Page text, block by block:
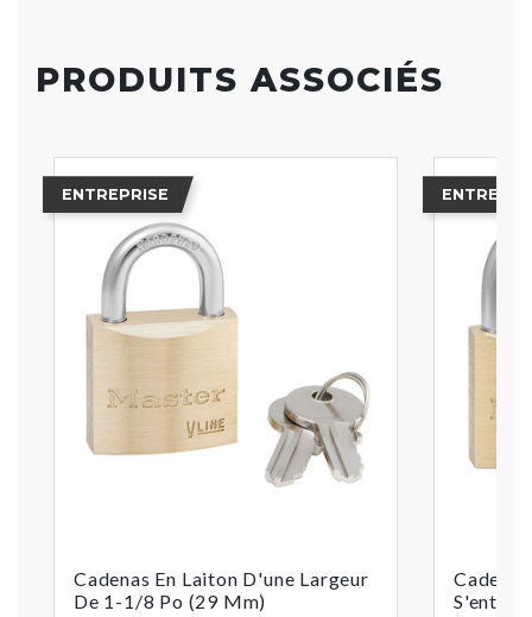
PRODUITS ASSOCIÉS
ENTREPRISE
Cadenas En Laiton D'une Largeur
De 1-1/8 Po (29 Mm)